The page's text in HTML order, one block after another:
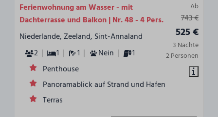
Ab
743 €
525 €
3 Nächte
2 Personen
Ferienwohnung am Wasser - mit
Dachterrasse und Balkon | Nr. 48 - 4 Pers.
Niederlande, Zeeland, Sint-Annaland
2
1 1 Nein
1
Penthouse
Panoramablick auf Strand und Hafen
Terras